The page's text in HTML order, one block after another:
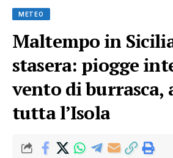
METEO
Maltempo in
stasera: piogge
vento di burrasca,
tutta l’Isola